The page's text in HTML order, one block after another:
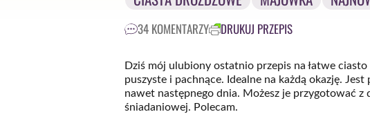
34 KOMENTARZY DRUKUJ PRZEPIS
Dziś mój ulubiony ostatnio przepis na łatwe
puszyste i pachnące. Idealne na każdą okazję.
nawet następnego dnia. Możesz je przygotować
śniadaniowej. Polecam.